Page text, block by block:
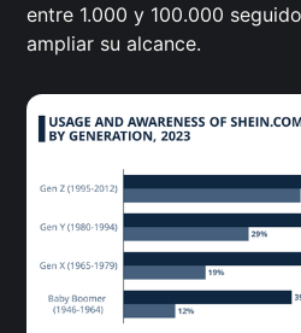
entre 1.000 y 100.000
ampliar su alcance.